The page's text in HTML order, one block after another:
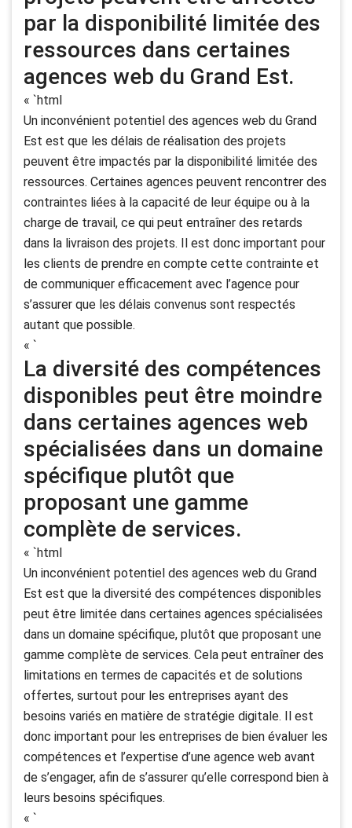
par la disponibilité limitée des
ressources dans certaines
agences web du Grand Est.
« `html
Un inconvénient potentiel des agences web du Grand
Est est que les délais de réalisation des projets
peuvent être impactés par la disponibilité limitée des
ressources. Certaines agences peuvent rencontrer des
contraintes liées à la capacité de leur équipe ou à la
charge de travail, ce qui peut entraîner des retards
dans la livraison des projets. Il est donc important pour
les clients de prendre en compte cette contrainte et
de communiquer efficacement avec l’agence pour
s’assurer que les délais convenus sont respectés
autant que possible.
« `
La diversité des compétences
disponibles peut être moindre
dans certaines agences web
spécialisées dans un domaine
spécifique plutôt que
proposant une gamme
complète de services.
« `html
Un inconvénient potentiel des agences web du Grand
Est est que la diversité des compétences disponibles
peut être limitée dans certaines agences spécialisées
dans un domaine spécifique, plutôt que proposant une
gamme complète de services. Cela peut entraîner des
limitations en termes de capacités et de solutions
offertes, surtout pour les entreprises ayant des
besoins variés en matière de stratégie digitale. Il est
donc important pour les entreprises de bien évaluer les
compétences et l’expertise d’une agence web avant
de s’engager, afin de s’assurer qu’elle correspond bien à
leurs besoins spécifiques.
« `